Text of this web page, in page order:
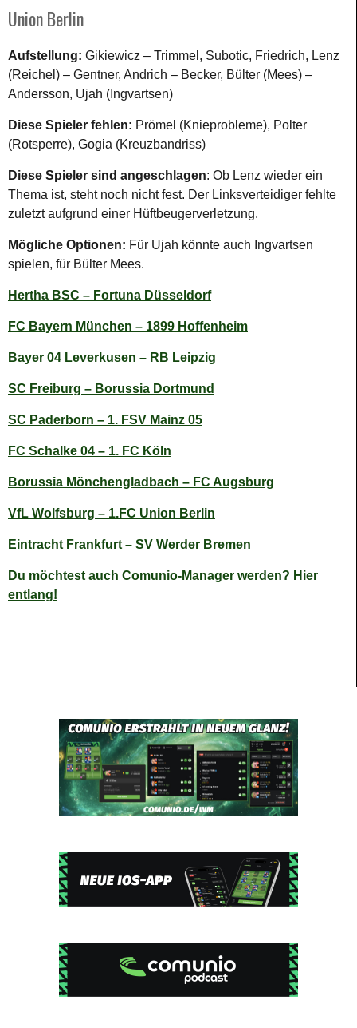
Union Berlin
Aufstellung: Gikiewicz – Trimmel, Subotic, Friedrich, Lenz
(Reichel) – Gentner, Andrich – Becker, Bülter (Mees) –
Andersson, Ujah (Ingvartsen)
Diese Spieler fehlen: Prömel (Knieprobleme), Polter
(Rotsperre), Gogia (Kreuzbandriss)
Diese Spieler sind angeschlagen: Ob Lenz wieder ein
Thema ist, steht noch nicht fest. Der Linksverteidiger fehlte
zuletzt aufgrund einer Hüftbeugerverletzung.
Mögliche Optionen: Für Ujah könnte auch Ingvartsen
spielen, für Bülter Mees.
Hertha BSC – Fortuna Düsseldorf
FC Bayern München – 1899 Hoffenheim
Bayer 04 Leverkusen – RB Leipzig
SC Freiburg – Borussia Dortmund
SC Paderborn – 1. FSV Mainz 05
FC Schalke 04 – 1. FC Köln
Borussia Mönchengladbach – FC Augsburg
VfL Wolfsburg – 1.FC Union Berlin
Eintracht Frankfurt – SV Werder Bremen
Du möchtest auch Comunio-Manager werden? Hier
entlang!